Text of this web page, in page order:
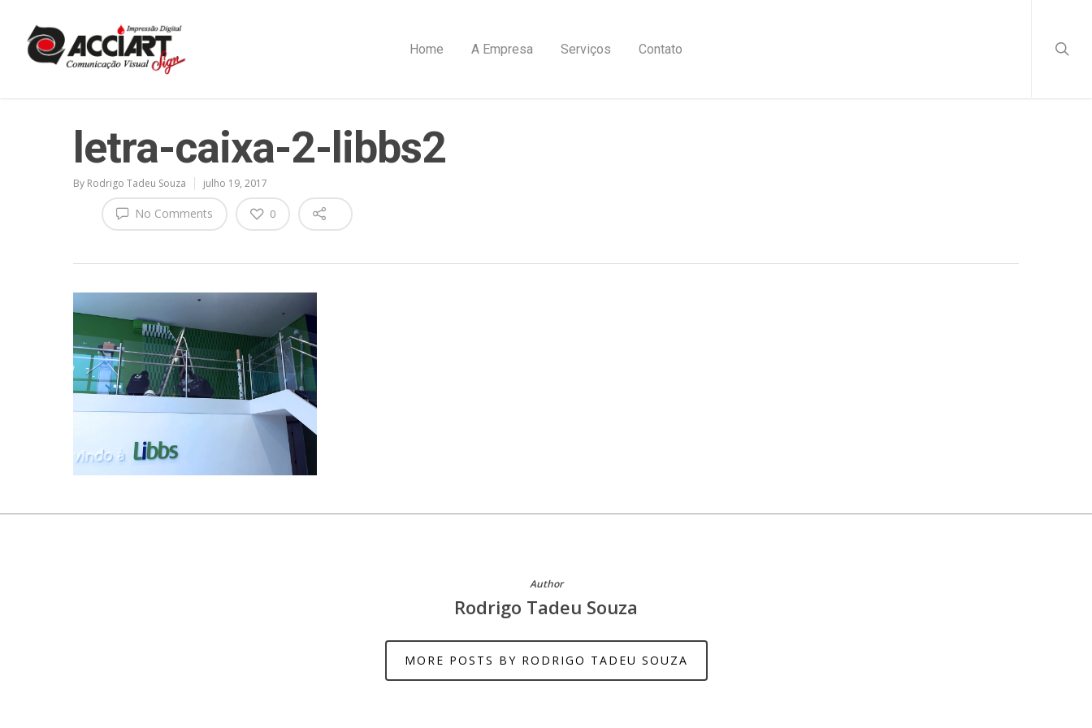
Home A Empresa Serviços Contato
letra-caixa-2-libbs2
By Rodrigo Tadeu Souza julho 19, 2017
No Comments 0
Author
Rodrigo Tadeu Souza
MORE POSTS BY RODRIGO TADEU SOUZA